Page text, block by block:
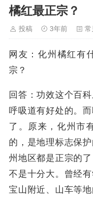
橘红最正宗？
投稿 3年前 常
网友：化州橘红有
宗？
回答：功效这个百
呼吸道有好处的。
了。原来，化州市
的，是地理标志保
州地区都是正宗的
不是十分大。曾经
宝山附近、山车等